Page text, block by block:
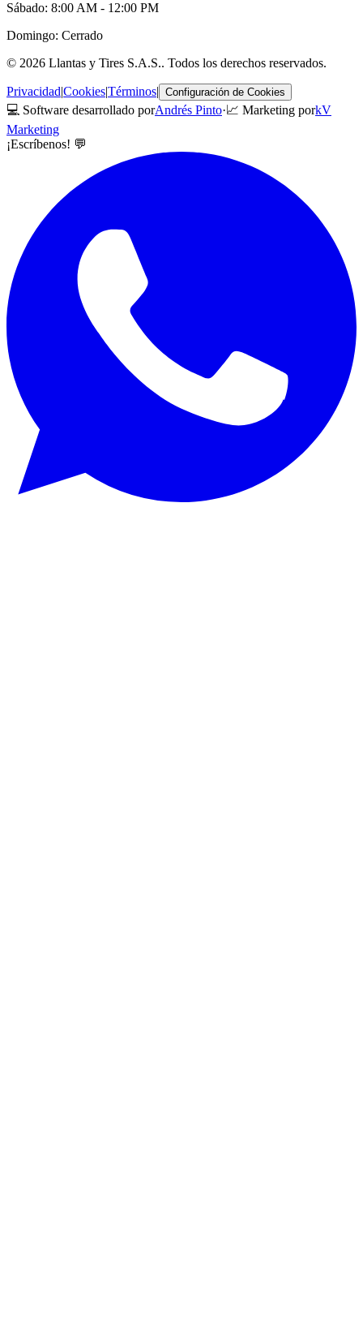
Sábado: 8:00 AM - 12:00 PM
Domingo: Cerrado
© 2026 Llantas y Tires S.A.S.. Todos los derechos reservados.
Privacidad|Cookies|Términos| Configuración de Cookies
💻 Software desarrollado porAndrés Pinto·📈 Marketing porkV
Marketing
¡Escríbenos! 💬